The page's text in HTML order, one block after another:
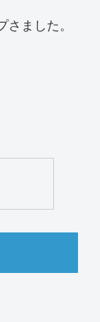
ました。